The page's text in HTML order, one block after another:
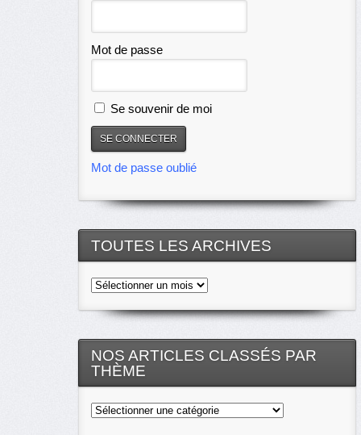
Mot de passe
Se souvenir de moi
Mot de passe oublié
TOUTES LES ARCHIVES
Toutes
archives
NOS ARTICLES CLASSÉS PAR
THÈME
Nos